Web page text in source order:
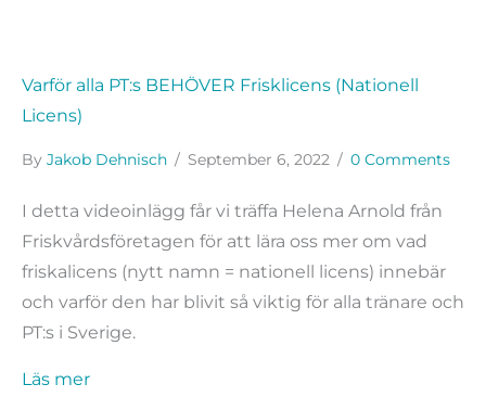
Varför alla PT:s BEHÖVER Frisklicens (Nationell
Licens)
By Jakob Dehnisch / September 6, 2022 / 0 Comments
I detta videoinlägg får vi träffa Helena Arnold från
Friskvårdsföretagen för att lära oss mer om vad
friskalicens (nytt namn = nationell licens) innebär
och varför den har blivit så viktig för alla tränare och
PT:s i Sverige.
Läs merabout Varför alla PT:s BEHÖVER Frisklicens